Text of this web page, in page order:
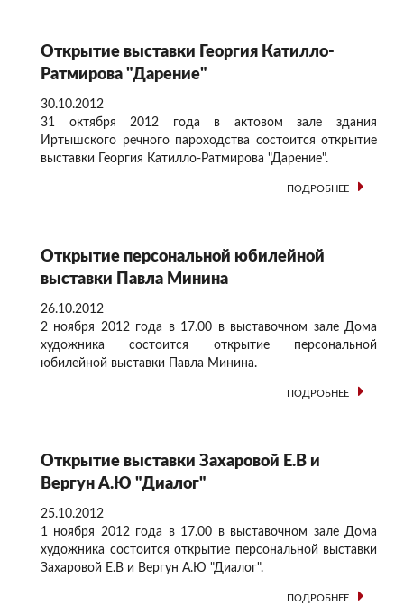
Открытие выставки Георгия Катилло-
Ратмирова "Дарение"
30.10.2012
31 октября 2012 года в актовом зале здания
Иртышского речного пароходства состоится открытие
выставки Георгия Катилло-Ратмирова "Дарение".
ПОДРОБНЕЕ
Открытие персональной юбилейной
выставки Павла Минина
26.10.2012
2 ноября 2012 года в 17.00 в выставочном зале Дома
художника состоится открытие персональной
юбилейной выставки Павла Минина.
ПОДРОБНЕЕ
Открытие выставки Захаровой Е.В и
Вергун А.Ю "Диалог"
25.10.2012
1 ноября 2012 года в 17.00 в выставочном зале Дома
художника состоится открытие персональной выставки
Захаровой Е.В и Вергун А.Ю "Диалог".
ПОДРОБНЕЕ